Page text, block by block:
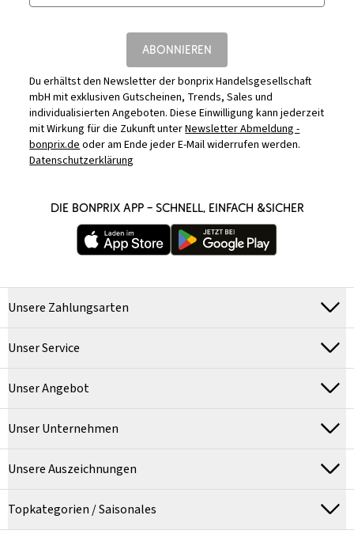
ABONNIEREN
Du erhältst den Newsletter der bonprix Handelsgesellschaft
mbH mit exklusiven Gutscheinen, Trends, Sales und
individualisierten Angeboten. Diese Einwilligung kann jederzeit
mit Wirkung für die Zukunft unterNewsletter Abmeldung -
bonprix.deoder am Ende jeder E-Mail widerrufen werden.
Datenschutzerklärung
DIE BONPRIX APP – SCHNELL, EINFACH &SICHER
Unsere Zahlungsarten
Unser Service
Unser Angebot
Unser Unternehmen
Unsere Auszeichnungen
Topkategorien / Saisonales